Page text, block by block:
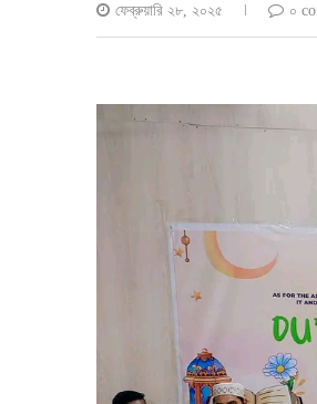
ফেব্রুয়ারি ২৮, ২০২৫ ০